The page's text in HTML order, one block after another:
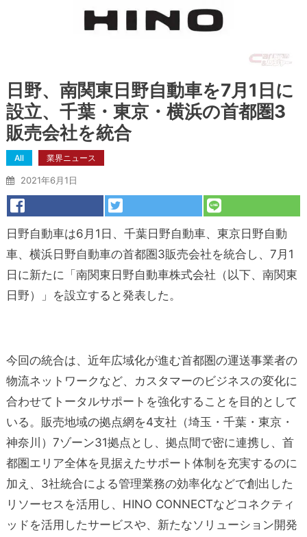
日野、南関東日野自動車を7月1日に
設立、千葉・東京・横浜の首都圏3
販売会社を統合
All 業界ニュース
2021年6月1日
日野自動車は6月1日、千葉日野自動車、東京日野自動
車、横浜日野自動車の首都圏3販売会社を統合し、7月1
日に新たに「南関東日野自動車株式会社（以下、南関東
日野）」を設立すると発表した。
今回の統合は、近年広域化が進む首都圏の運送事業者の
物流ネットワークなど、カスタマーのビジネスの変化に
合わせてトータルサポートを強化することを目的として
いる。販売地域の拠点網を4支社（埼玉・千葉・東京・
神奈川）7ゾーン31拠点とし、拠点間で密に連携し、首
都圏エリア全体を見据えたサポート体制を充実するのに
加え、3社統合による管理業務の効率化などで創出した
リソーセスを活用し、HINO CONNECTなどコネクティ
ッドを活用したサービスや、新たなソリューション開発